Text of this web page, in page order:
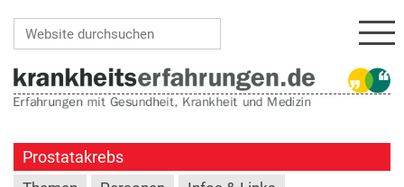
Prostatakrebs